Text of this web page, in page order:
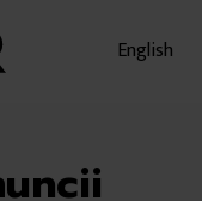
English